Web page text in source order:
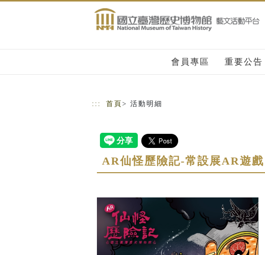
會員專區 重要公告
::: 首頁 > 活動明細
AR仙怪歷險記-常設展AR遊戲